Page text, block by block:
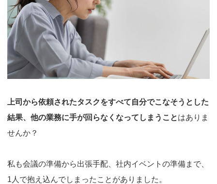
上司から依頼されたタスクをすべて自分でこなそうとした
結果、他の業務に手が回らなくなってしまうことはありま
せんか？
私も会議の準備から出張手配、社内イベントの準備まで、
1人で抱え込んでしまったことがありました。